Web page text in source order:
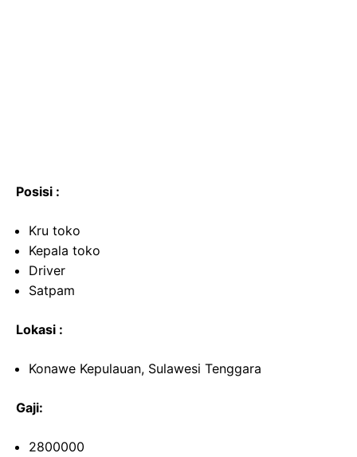
Posisi :
Kru toko
Kepala toko
Driver
Satpam
Lokasi :
Konawe Kepulauan, Sulawesi Tenggara
Gaji:
2800000